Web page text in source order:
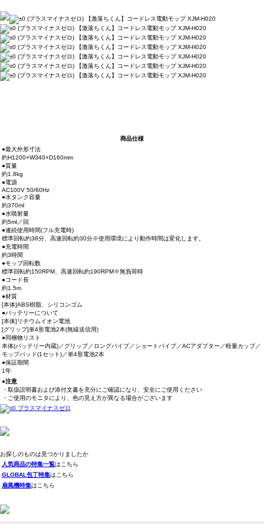
商品仕様
●最大外形寸法
約H1200×W340×D160mm
●質量
約1.8kg
●電源
AC100V 50/60Hz
●水タンク容量
約370ml
●水噴射量
約5ml／回
●連続使用時間(フル充電時)
標準回転約38分、高速回転約30分※使用環境により動作時間は変化します。
●充電時間
約3時間
●モップ回転数
標準回転約150RPM、高速回転約190RPM※無負荷時
●コード長
約1.5m
●材質
[本体]ABS樹脂、シリコンゴム
●バッテリーについて
[本体]リチウムイオン電池
[グリップ]単4形電池2本(無線送信用)
●同梱物リスト
本体(バッテリー内蔵)／グリップ／ロングパイプ／ショートパイプ／ACアダプター／軽量カップ／
モップパッド(1セット)／単4形電池2本
●保証期間
1年
●注意
・取扱説明書および添付文書を充分にご確認になり、安全にご使用ください
・ご使用のモニタにより、色の見え方が異なる場合がございます
お探しのものは見つかりましたか
人気商品の特集一覧はこちら
GLOBAL包丁特集はこちら
扇風機特集はこちら